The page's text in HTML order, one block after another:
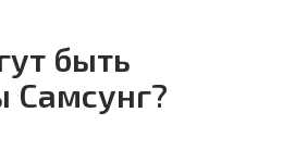
быть
Самсунг?